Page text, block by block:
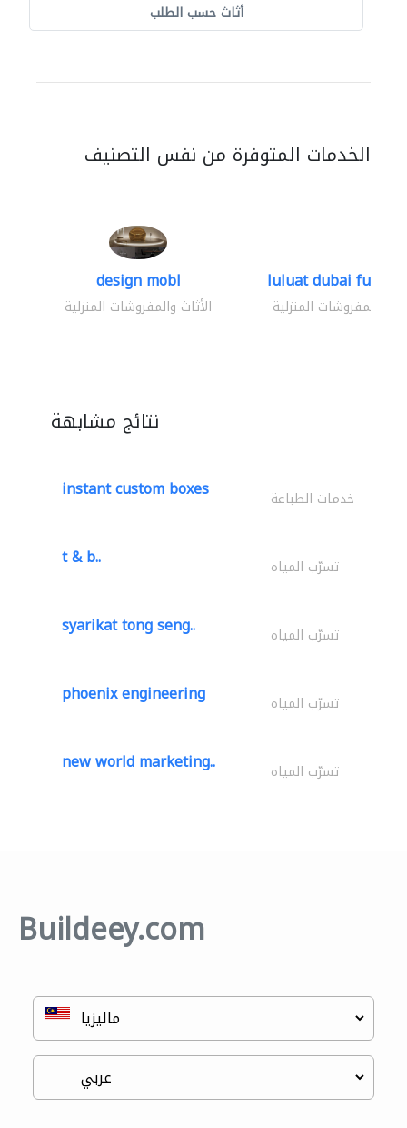
أثاث حسب الطلب
الخدمات المتوفرة من نفس التصنيف
design mobl
الأثاث والمفروشات المنزلية
luluat dubai
والمفروشات المنزلية
نتائج مشابهة
instant custom boxes خدمات الطباعة
t & b.. تسرّب المياه
syarikat tong seng.. تسرّب المياه
phoenix engineering تسرّب المياه
new world marketing.. تسرّب المياه
Buildeey.com